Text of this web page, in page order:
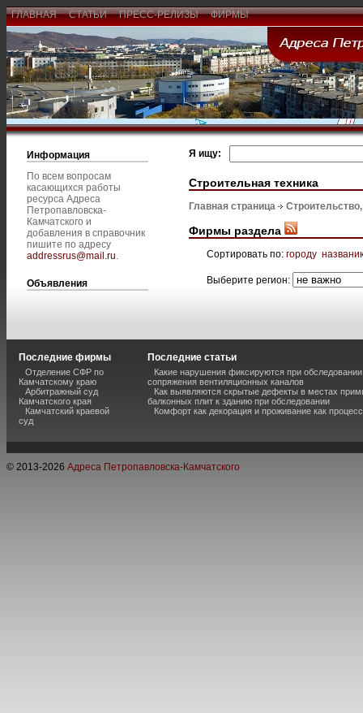
ГЛАВНАЯ СТАТЬИ ПРЕСС-РЕЛИЗЫ ФИРМЫ
Информация
По всем вопросам
касающихся работы
ресурса Адреса
Петропавловска-
Камчатского и
добавления в справочник
пишите по адресу
addressrus@mail.ru.
Объявления
Я ищу:
Строительная техника
Главная страница
Фирмы раздела
Сортировать по: городу
Выберите регион:
Последние фирмы
Отделение СФР по
Камчатскому краю
Арбитражный суд
Камчатского края
Камчатский краевой
суд
Последние статьи
Какие нарушения фиксируются при обследовании
сопряжения вентиляционных каналов
Как выявляются скрытые дефекты в местах
балконных плит к зданию при обследовании
Комфорт как декорация и проживание как процесс
© 2013-2026 Адреса Петропавловска-Камчатского